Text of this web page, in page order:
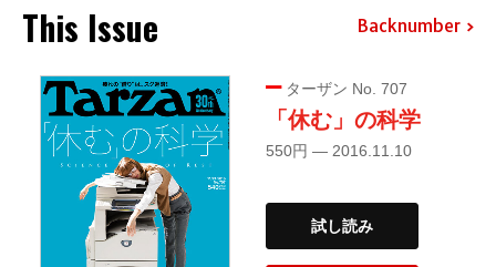
This Issue Backnumber
ターザン No. 707
「休む」の科学
550円 — 2016.11.10
試し読み